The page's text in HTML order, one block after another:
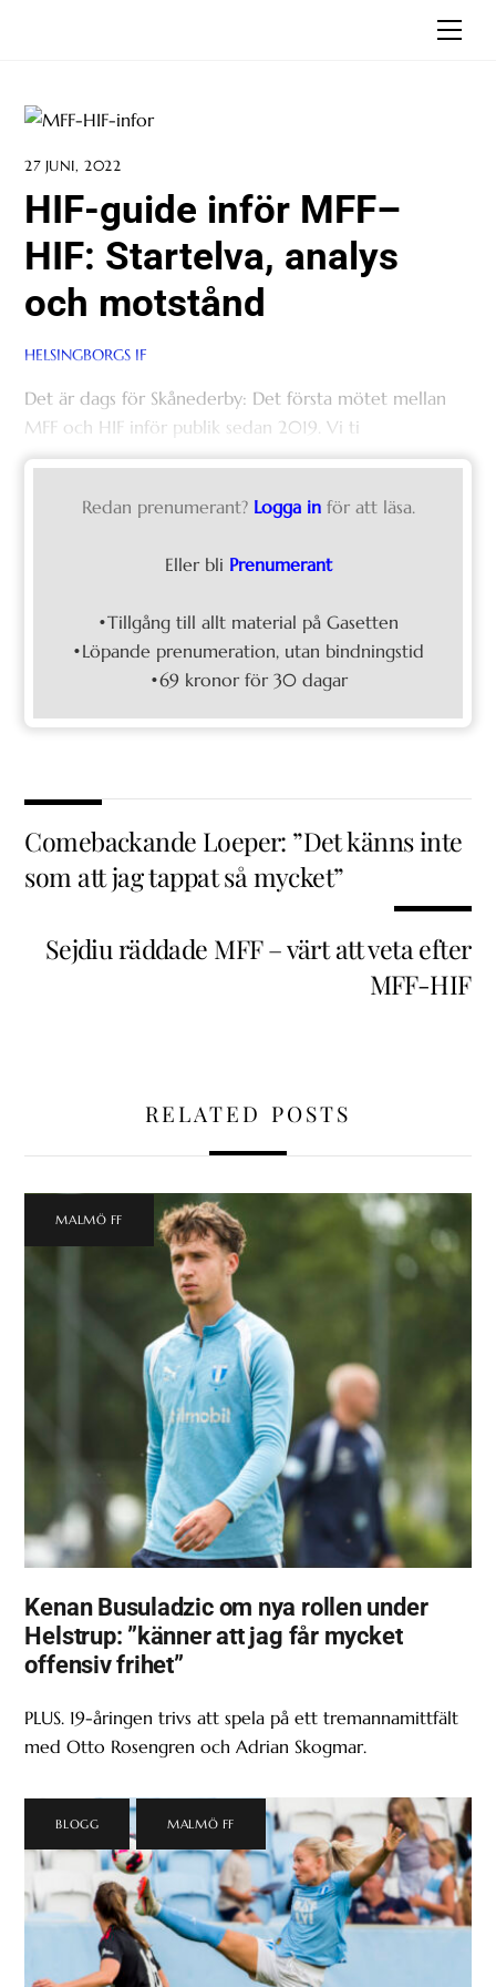
27 JUNI, 2022
HIF-guide inför MFF–
HIF: Startelva, analys
och motstånd
HELSINGBORGS IF
Det är dags för Skånederby: Det första mötet mellan
MFF och HIF inför publik sedan 2019. Vi ti
Redan prenumerant? Logga in för att läsa.
Eller bli Prenumerant
•Tillgång till allt material på Gasetten
•Löpande prenumeration, utan bindningstid
•69 kronor för 30 dagar
Comebackande Loeper: ”Det känns inte
som att jag tappat så mycket”
Sejdiu räddade MFF – värt att veta efter
MFF-HIF
RELATED POSTS
MALMÖ FF
Kenan Busuladzic om nya rollen under
Helstrup: ”känner att jag får mycket
offensiv frihet”
PLUS. 19-åringen trivs att spela på ett tremannamittfält
med Otto Rosengren och Adrian Skogmar.
BLOGG MALMÖ FF